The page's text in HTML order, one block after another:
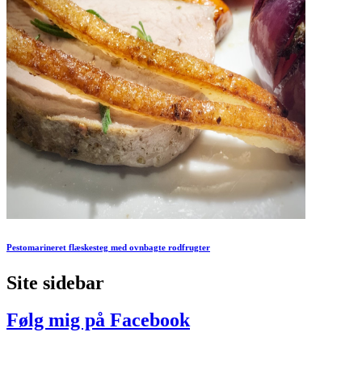
Pestomarineret flæskesteg med ovnbagte rodfrugter
Site sidebar
Følg mig på Facebook